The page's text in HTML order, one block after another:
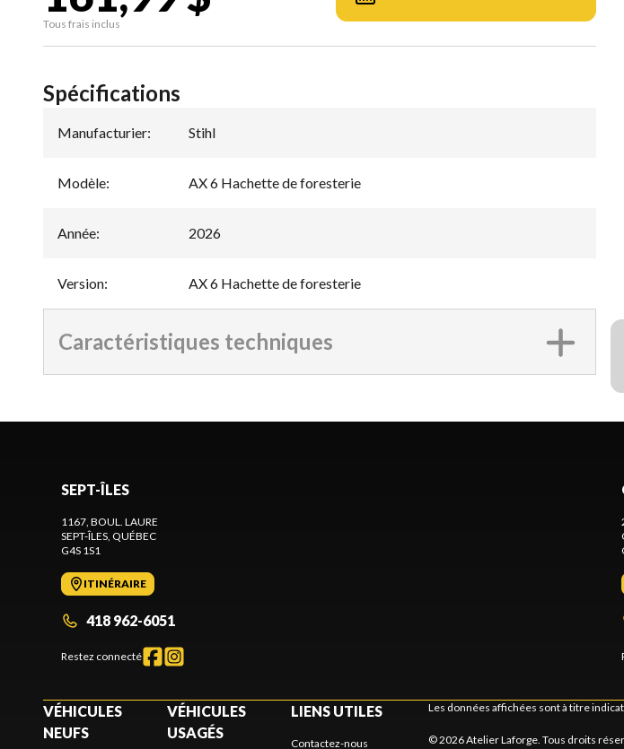
Tous frais inclus
Spécifications
Manufacturier: Stihl
Modèle: AX 6 Hachette de foresterie
Année: 2026
Version: AX 6 Hachette de foresterie
Caractéristiques techniques
SEPT-ÎLES
1167, BOUL. LAURE
SEPT-ÎLES, QUÉBEC
G4S 1S1
ITINÉRAIRE
418 962-6051
Restez connecté
VÉHICULES
NEUFS
VÉHICULES
USAGÉS
LIENS UTILES
Contactez-nous
Les données affichées sont à titre
© 2026 Atelier Laforge. Tous droits